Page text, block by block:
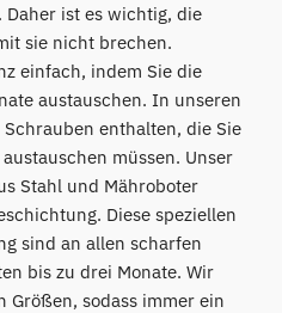
Daher ist es wichtig, die
sie nicht brechen.
einfach, indem Sie die
austauschen. In unseren
enthalten, die Sie
müssen. Unser
Stahl und Mähroboter
Diese speziellen
sind an allen scharfen
bis zu drei Monate. Wir
Größen, sodass immer ein